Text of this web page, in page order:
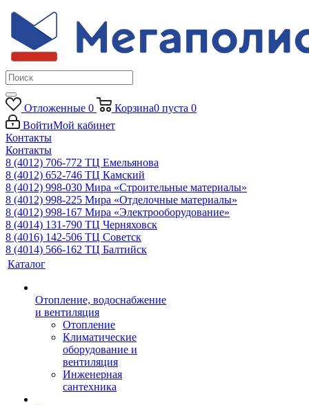
Отложенные 0 Корзина0 пуста 0
ВойтиМой кабинет
Контакты
Контакты
8 (4012) 706-772 ТЦ Емельянова
8 (4012) 652-746 ТЦ Камский
8 (4012) 998-030 Мира «Строительные материалы»
8 (4012) 998-225 Мира «Отделочные материалы»
8 (4012) 998-167 Мира «Электрооборудование»
8 (4014) 131-790 ТЦ Черняховск
8 (4016) 142-506 ТЦ Советск
8 (4014) 566-162 ТЦ Балтийск
Каталог
Отопление, водоснабжение
и вентиляция
Отопление
Климатические
оборудование и
вентиляция
Инженерная
сантехника